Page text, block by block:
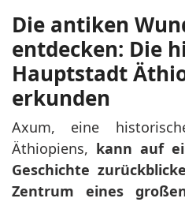
Die antiken
entdecken: Die
Hauptstadt
erkunden
Axum, eine
Äthiopiens, kann auf
Geschichte
Zentrum eines